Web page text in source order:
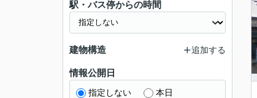
駅・バス停からの時間
建物構造 追加する
情報公開日
指定しない 本日